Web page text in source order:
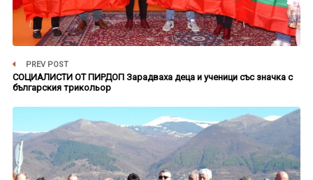
PREV POST
СОЦИАЛИСТИ ОТ ПИРДОП Зарадваха деца и ученици със значка с
българския трикольор